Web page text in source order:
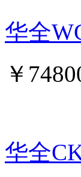
华全
￥
华全